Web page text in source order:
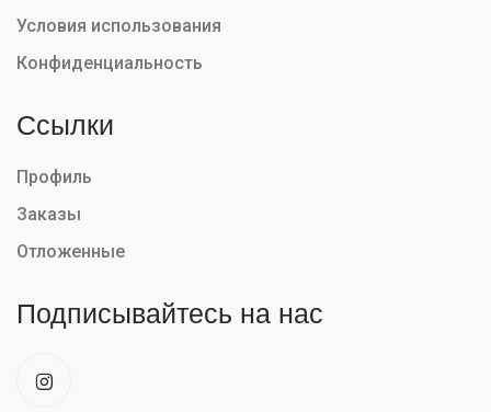
Условия использования
Конфиденциальность
Ссылки
Профиль
Заказы
Отложенные
Подписывайтесь на нас